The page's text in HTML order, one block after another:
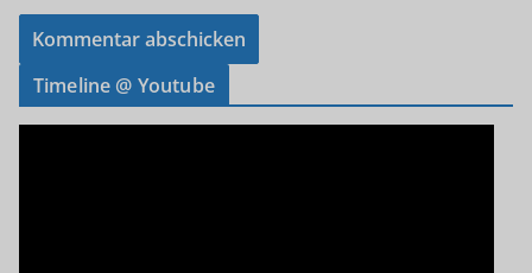
Timeline @ Youtube